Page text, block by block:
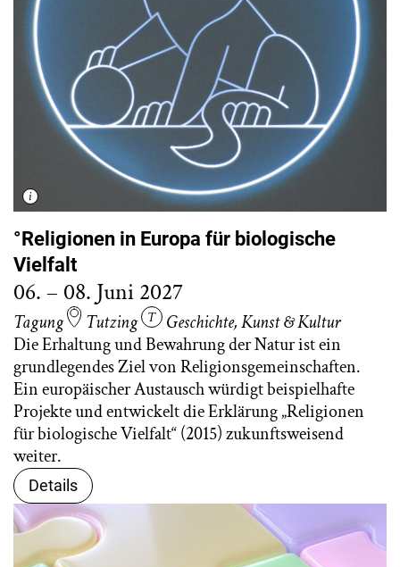
°Religionen in Europa für biologische
Vielfalt
06. – 08. Juni 2027
Tagung Tutzing Geschichte,Kunst & Kultur
Die Erhaltung und Bewahrung der Natur ist ein
grundlegendes Ziel von Religionsgemeinschaften.
Ein europäischer Austausch würdigt beispielhafte
Projekte und entwickelt die Erklärung „Religionen
für biologische Vielfalt“ (2015) zukunftsweisend
weiter.
Details